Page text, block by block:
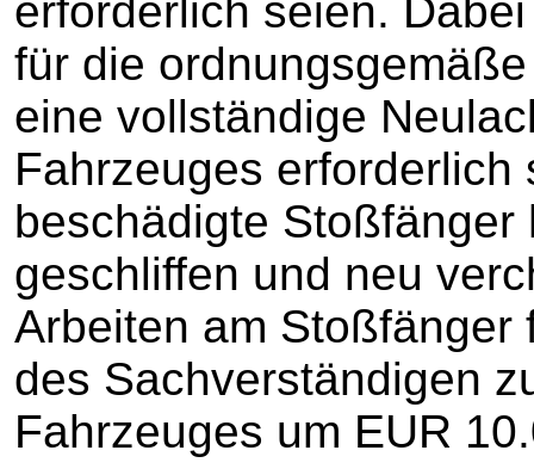
erforderlich seien.
für die
eine vollständige
Fahrzeuges erforderlich
beschädigte Stoßfänger
geschliffen und neu
Arbeiten am
des Sachverständigen
Fahrzeuges um EUR